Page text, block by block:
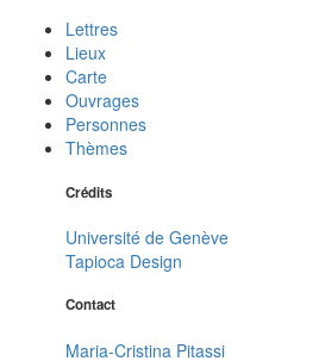
Lettres
Lieux
Carte
Ouvrages
Personnes
Thèmes
Crédits
Université de Genève
Tapioca Design
Contact
Maria-Cristina Pitassi